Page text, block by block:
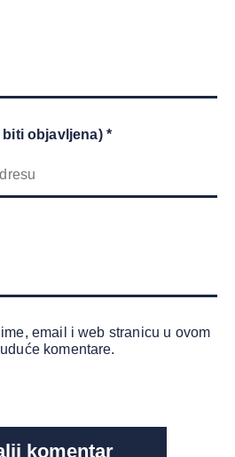
biti objavljena) *
email i web stranicu u ovom
komentare.